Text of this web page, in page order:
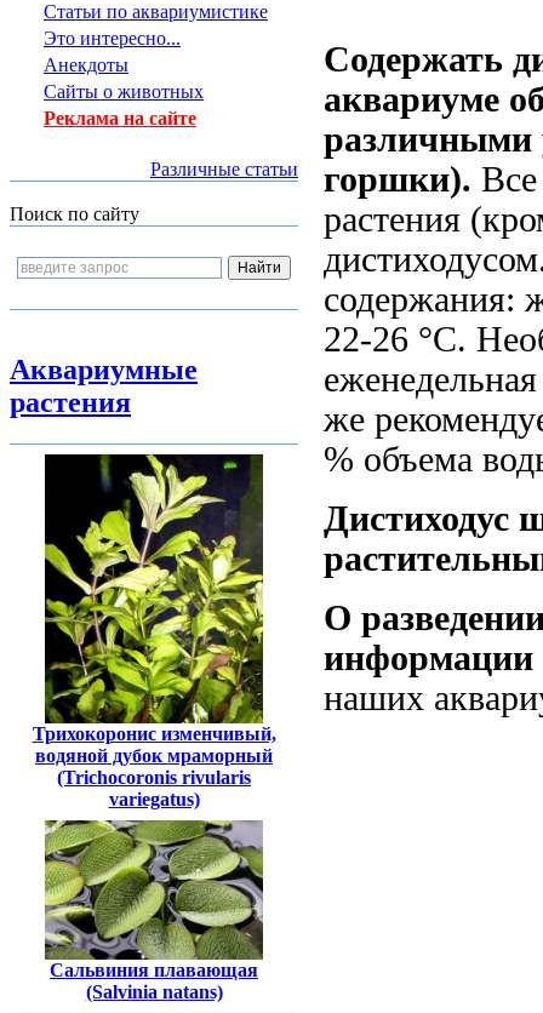
Статьи по аквариумистике
Это интересно...
Анекдоты
Сайты о животных
Реклама на сайте
Различные статьи
Поиск по сайту
Аквариумные
растения
Трихокоронис изменчивый,
водяной дубок мраморный
(Trichocoronis rivularis
variegatus)
Сальвиния плавающая
(Salvinia natans)
Содержать
аквариуме
различными
горшки).
растения
содержания:
22-26 °С.
же
% объема
Дистиходус
О
информации
наших